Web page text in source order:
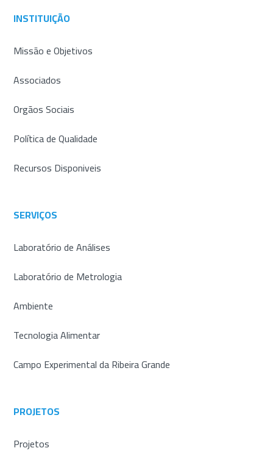
INSTITUIÇÃO
Missão e Objetivos
Associados
Orgãos Sociais
Política de Qualidade
Recursos Disponiveis
SERVIÇOS
Laboratório de Análises
Laboratório de Metrologia
Ambiente
Tecnologia Alimentar
Campo Experimental da Ribeira Grande
PROJETOS
Projetos